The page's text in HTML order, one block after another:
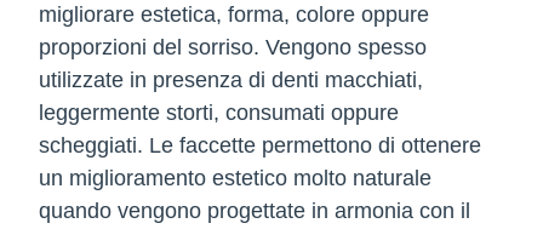
migliorare estetica, forma, colore oppure
proporzioni del sorriso. Vengono spesso
utilizzate in presenza di denti macchiati,
leggermente storti, consumati oppure
scheggiati. Le faccette permettono di ottenere
un miglioramento estetico molto naturale
quando vengono progettate in armonia con il